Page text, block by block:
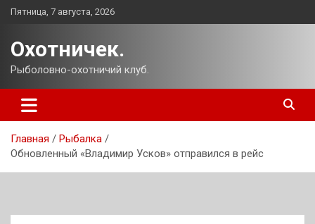
Перейти
Пятница, 7 августа, 2026
Охотничек.
Рыболовно-охотничий клуб.
Главная
Рыбалка
Обновленный «Владимир Усков» отправился в рейс